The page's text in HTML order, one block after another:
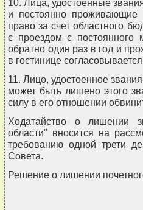
10. Лица, удостоенные
и постоянно проживающие
право за счет областного
с проездом с постоянного
обратно один раз в год и
в гостинице
11. Лицо, удостоенное
может быть лишено этого
силу в его отношении
Ходатайство о лишении
области" вносится на
требованию одной трети
Совета.
Решение о лишении